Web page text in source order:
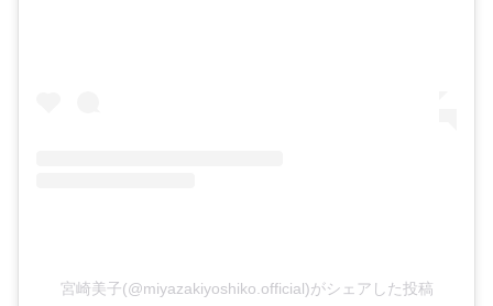
宮崎美子(@miyazakiyoshiko.official)がシェアした投稿